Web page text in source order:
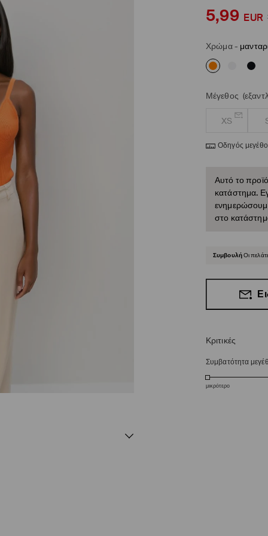
5,99 EUR
Χρώμα-
Μέγεθος
XS
Οδηγός
Αυτό το
κατάστημα.
ενημερώσουμε
στο
ΣυμβουλήΟι
Κριτικές
Συμβατότητα
μικρότερο